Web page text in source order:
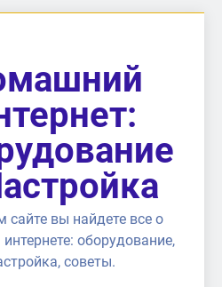
сайте вы найдете все о
оборудование,
советы.